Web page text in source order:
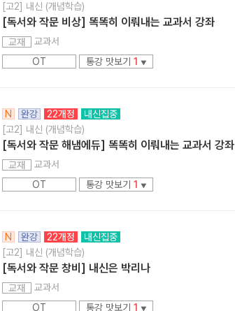
[고2] 내신 (개념학습)
[독서와 작문 비상] 똑똑히 이뤄내는 교과서 강좌
교재
교과서
OT
통강 맛보기 1 ▼
N 완강 22개정
내신집중
[고2] 내신 (개념학습)
[독서와 작문 해냄에듀] 똑똑히 이뤄내는 교과서 강좌
교재
교과서
OT
통강 맛보기 1 ▼
N 완강 22개정
내신집중
[고2] 내신 (개념학습)
[독서와 작문 창비] 내신은 박리나
교재
교과서
OT
통강 맛보기 1 ▼